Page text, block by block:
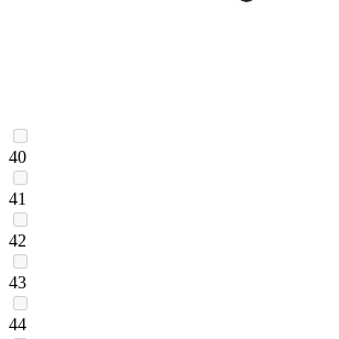
40
41
42
43
44